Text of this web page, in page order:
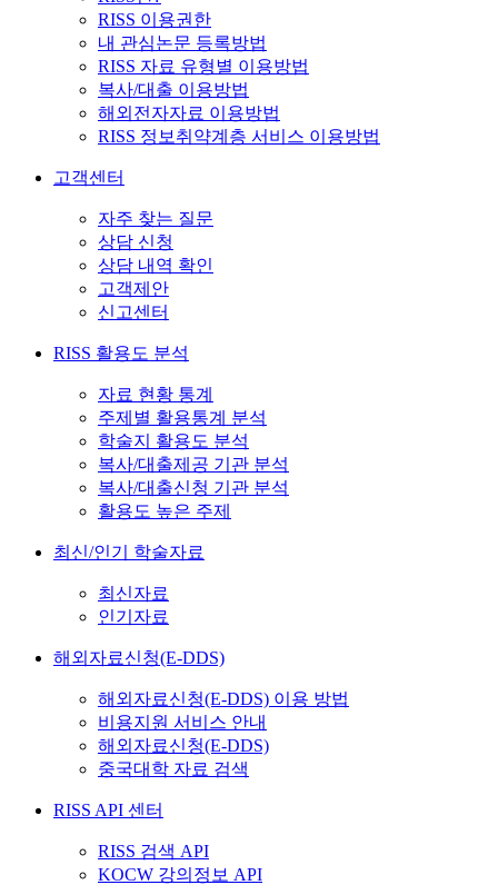
RISS 이용권한
내 관심논문 등록방법
RISS 자료 유형별 이용방법
복사/대출 이용방법
해외전자자료 이용방법
RISS 정보취약계층 서비스 이용방법
고객센터
자주 찾는 질문
상담 신청
상담 내역 확인
고객제안
신고센터
RISS 활용도 분석
자료 현황 통계
주제별 활용통계 분석
학술지 활용도 분석
복사/대출제공 기관 분석
복사/대출신청 기관 분석
활용도 높은 주제
최신/인기 학술자료
최신자료
인기자료
해외자료신청(E-DDS)
해외자료신청(E-DDS) 이용 방법
비용지원 서비스 안내
해외자료신청(E-DDS)
중국대학 자료 검색
RISS API 센터
RISS 검색 API
KOCW 강의정보 API